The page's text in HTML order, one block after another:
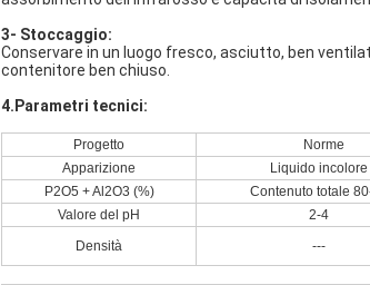
3- Stoccaggio:
Conservare in un luogo fresco, asciutto, ben
contenitore ben chiuso.
4.Parametri tecnici:
Progetto
Norme
Apparizione
Liquido incolore
P2O5 + Al2O3 (%)
Contenuto totale
Valore del pH
2-4
Densità
---